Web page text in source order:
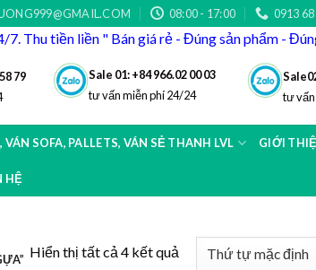
08:00 - 17:00 0913
7. Thu tiền liền " Bán giá rẻ - Đúng sản phẩm -
79
Sale 01: +84966.02 00 03
tư vấn miễn phí 24/24
tư
SOFA, PALLETS, VÁN SẺ THANH LVL GIỚI
HỆ
Hiển thị tất cả 4 kết quả